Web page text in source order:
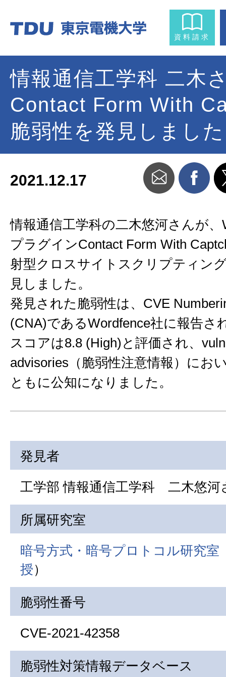
資料請求
情報通信工学科 二木
Contact Form With
脆弱性を発見しました
2021.12.17
情報通信工学科の二木悠河さんが、
プラグインContact Form With
射型クロスサイトスクリプティン
見しました。
発見された脆弱性は、CVE
(CNA)であるWordfence社に報告さ
スコアは8.8 (High)と評価され、
advisories（脆弱性注意情報）にお
ともに公知になりました。
発見者
工学部 情報通信工学科 二木悠河
所属研究室
暗号方式・暗号プロトコル研究室
授）
脆弱性番号
CVE-2021-42358
脆弱性対策情報データベース